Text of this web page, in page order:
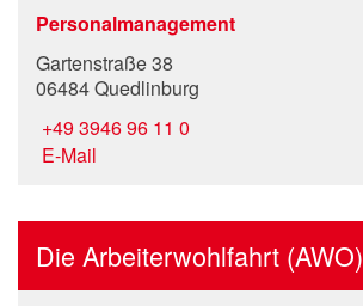
Personalmanagement
Gartenstraße 38
06484 Quedlinburg
+49 3946 96 11 0
E-Mail
Die Arbeiterwohlfahrt (AWO)